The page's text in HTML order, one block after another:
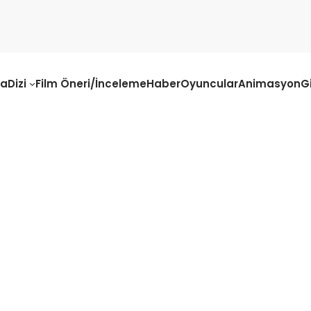
Dizi Film Öneri/İncelemeHaberOyuncularAnimasyon